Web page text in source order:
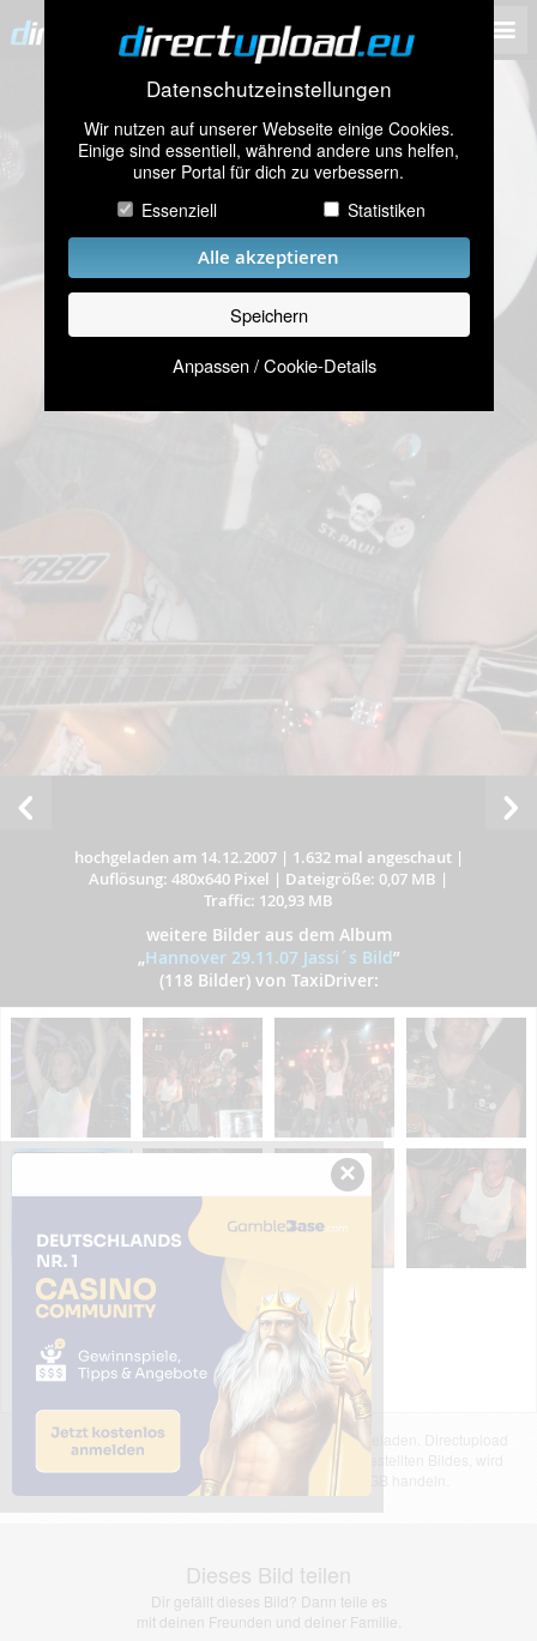
Datenschutzeinstellungen
Wir nutzen auf unserer Webseite einige Cookies.
Einige sind essentiell, während andere uns helfen,
unser Portal für dich zu verbessern.
Essenziell
Statistiken
Alle akzeptieren
Speichern
Anpassen / Cookie-Details
hochgeladen am 14.12.2007| 1.632 mal angeschaut|
Auflösung: 480x640 Pixel | Dateigröße: 0,07 MB |
Traffic: 120,93 MB
weitere Bilder aus dem Album
„Hannover 29.11.07 Jassi´s Bild”
(118 Bilder) von TaxiDriver:
Das dargestellte Bild wurde von einem Nutzer hochgeladen. Directupload
übernimmt keinerlei Haftung für den Inhalt des dargestellten Bildes, wird
jedoch bei Verstößen nach §2(3) unserer AGB handeln.
Dieses Bild teilen
Dir gefällt dieses Bild? Dann teile es
mit deinen Freunden und deiner Familie.
×